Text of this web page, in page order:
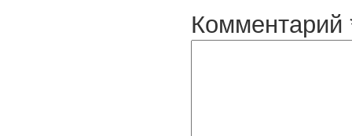
Комментарий